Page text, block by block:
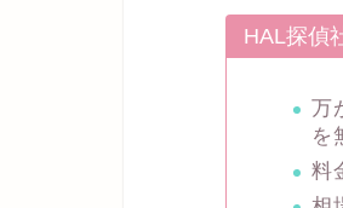
HAL探偵
万
を
料